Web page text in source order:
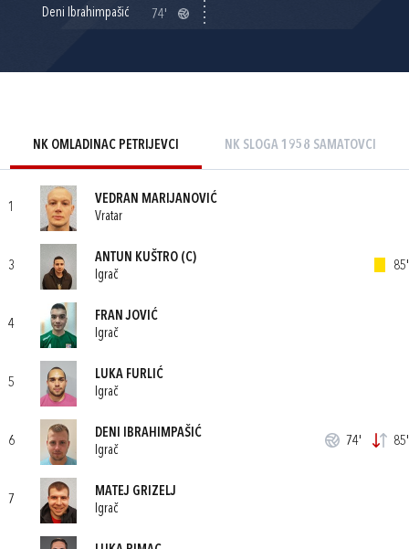
Deni Ibrahimpašić
74'
NK OMLADINAC PETRIJEVCI NK SLOGA 1958 SAMATOVCI
1
VEDRAN MARIJANOVIĆ
Vratar
3
ANTUN KUŠTRO (C)
Igrač
85'
4
FRAN JOVIĆ
Igrač
5
LUKA FURLIĆ
Igrač
6
DENI IBRAHIMPAŠIĆ
Igrač
74' 85'
7
MATEJ GRIZELJ
Igrač